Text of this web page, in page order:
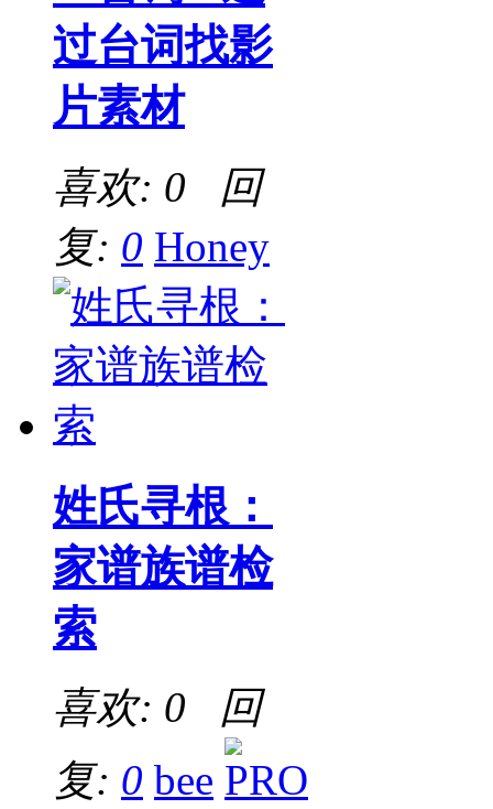
过台词找影
片素材
喜欢: 0 回
复: 0 Honey
姓氏寻根：
家谱族谱检
索
喜欢: 0 回
复: 0 bee